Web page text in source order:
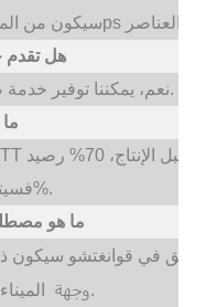
نعم، يمكننا توفير خدمة صانعي القطع الأصلية لعملائنا.
فسيتم طلب دفعة أولى بنسبة 50%.
ما هو
في قوانغتشو سيكون ذو
وجهةخدمة من الباب إلى الباب.